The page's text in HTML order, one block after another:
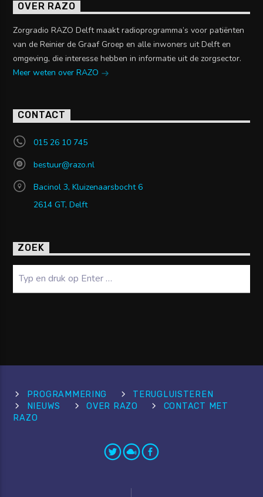
OVER RAZO
Zorgradio RAZO Delft maakt radioprogramma’s voor patiënten
van de Reinier de Graaf Groep en alle inwoners uit Delft en
omgeving, die interesse hebben in informatie uit de zorgsector.
Meer weten over RAZO
CONTACT
015 26 10 745
bestuur@razo.nl
Bacinol 3, Kluizenaarsbocht 6
2614 GT, Delft
ZOEK
PROGRAMMERING
TERUGLUISTEREN
NIEUWS
OVER RAZO
CONTACT MET
RAZO